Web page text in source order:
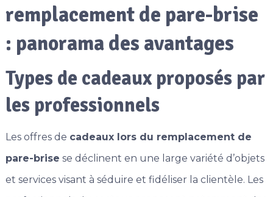
remplacement de pare-brise
: panorama des avantages
Types de cadeaux proposés par
les professionnels
Les offres de cadeaux lors du remplacement de
pare-brise se déclinent en une large variété d’objets
et services visant à séduire et fidéliser la clientèle. Les